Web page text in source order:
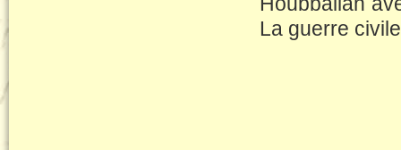
La guerre